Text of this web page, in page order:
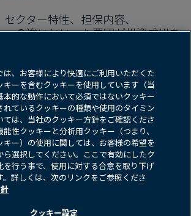
クター特性、​担保内容、​
ーの​違いと​いった​要因が​投資成果を​
会を​見極める​ためには、​資産の​
の​ファンダメンタルズに​焦点を​
ある​アンダーライティングが​
乗り越える
高流動性市場・
場の​双方に​おいて​引き​
は、お客様により快適にご利用いただくた
キーを含むクッキーを使用しています（当
本的な動作において必須ではないクッキー
れているクッキーの種類や使用のタイミン
ては、当社のクッキー方針をご確認くださ
性クッキーと分析用クッキー（つまり、
キー）の使用に関しては、お客様の希望を
ら選択してください。ここで有効にしたク
を行う事で、使用に対する合意を取り下げ
。詳しくは、次のリンクをご参照くださ
クッキー設定